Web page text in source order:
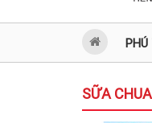
SỮA CHUA